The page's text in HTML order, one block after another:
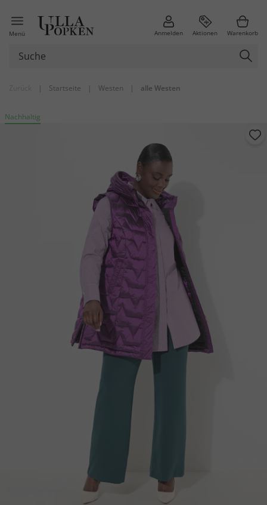
Menü Anmelden Aktionen Warenkorb
| Startseite | Westen | alle Westen
Nachhaltig